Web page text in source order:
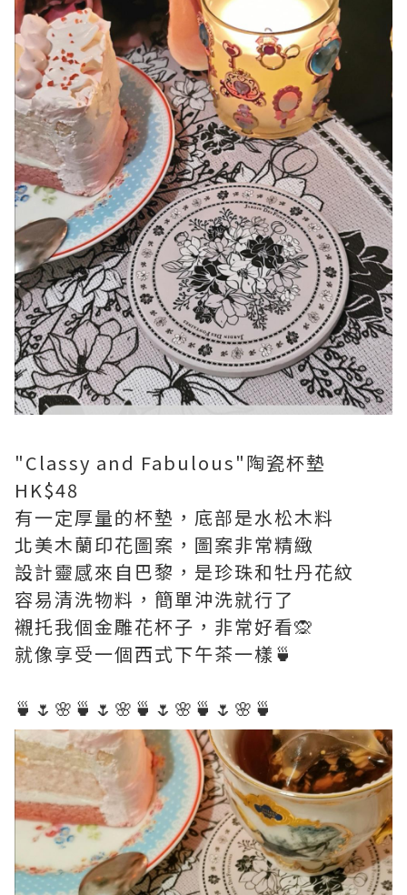
"Classy and Fabulous"陶瓷杯墊
HK$48
有一定厚量的杯墊，底部是水松木料
北美木蘭印花圖案，圖案非常精緻
設計靈感來自巴黎，是珍珠和牡丹花紋
容易清洗物料，簡單沖洗就行了
襯托我個金雕花杯子，非常好看🙊
就像享受一個西式下午茶一樣🍵
🍵🌷🌸🍵🌷🌸🍵🌷🌸🍵🌷🌸🍵